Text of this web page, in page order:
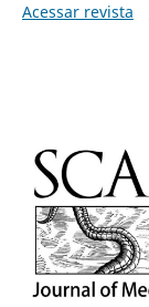
Acessar revista